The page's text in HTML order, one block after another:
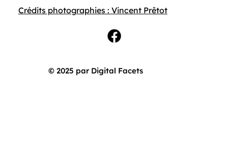
Crédits photographies : Vincent Prêtot
© 2025 par Digital Facets